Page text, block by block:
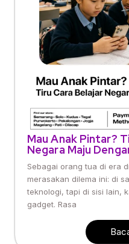
Mau Anak Pintar?
Negara Maju
Sebagai orang tua di era
merasakan dilema ini: di
teknologi, tapi di sisi lain,
gadget. Rasa